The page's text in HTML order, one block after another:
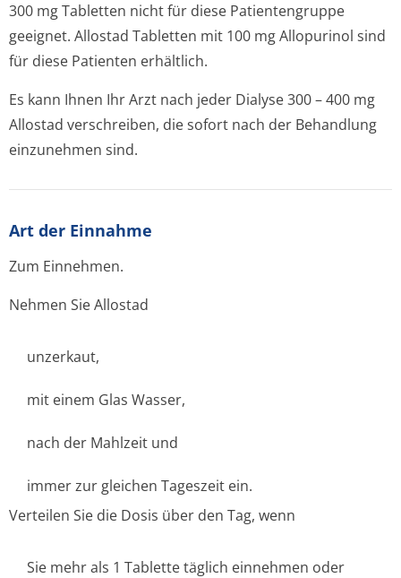
300 mg Tabletten nicht für diese Patientengruppe
geeignet. Allostad Tabletten mit 100 mg Allopurinol sind
für diese Patienten erhältlich.
Es kann Ihnen Ihr Arzt nach jeder Dialyse 300 – 400 mg
Allostad verschreiben, die sofort nach der Behandlung
einzunehmen sind.
Art der Einnahme
Zum Einnehmen.
Nehmen Sie Allostad
unzerkaut,
mit einem Glas Wasser,
nach der Mahlzeit und
immer zur gleichen Tageszeit ein.
Verteilen Sie die Dosis über den Tag, wenn
Sie mehr als 1 Tablette täglich einnehmen oder